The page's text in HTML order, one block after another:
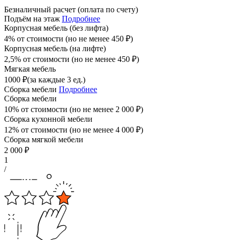
Безналичный расчет (оплата по счету)
Подъём на этаж Подробнее
Корпусная мебель (без лифта)
4% от стоимости (но не менее 450 ₽)
Корпусная мебель (на лифте)
2,5% от стоимости (но не менее 450 ₽)
Мягкая мебель
1000 ₽(за каждые 3 ед.)
Сборка мебели Подробнее
Сборка мебели
10% от стоимости (но не менее 2 000 ₽)
Сборка кухонной мебели
12% от стоимости (но не менее 4 000 ₽)
Сборка мягкой мебели
2 000 ₽
1
/